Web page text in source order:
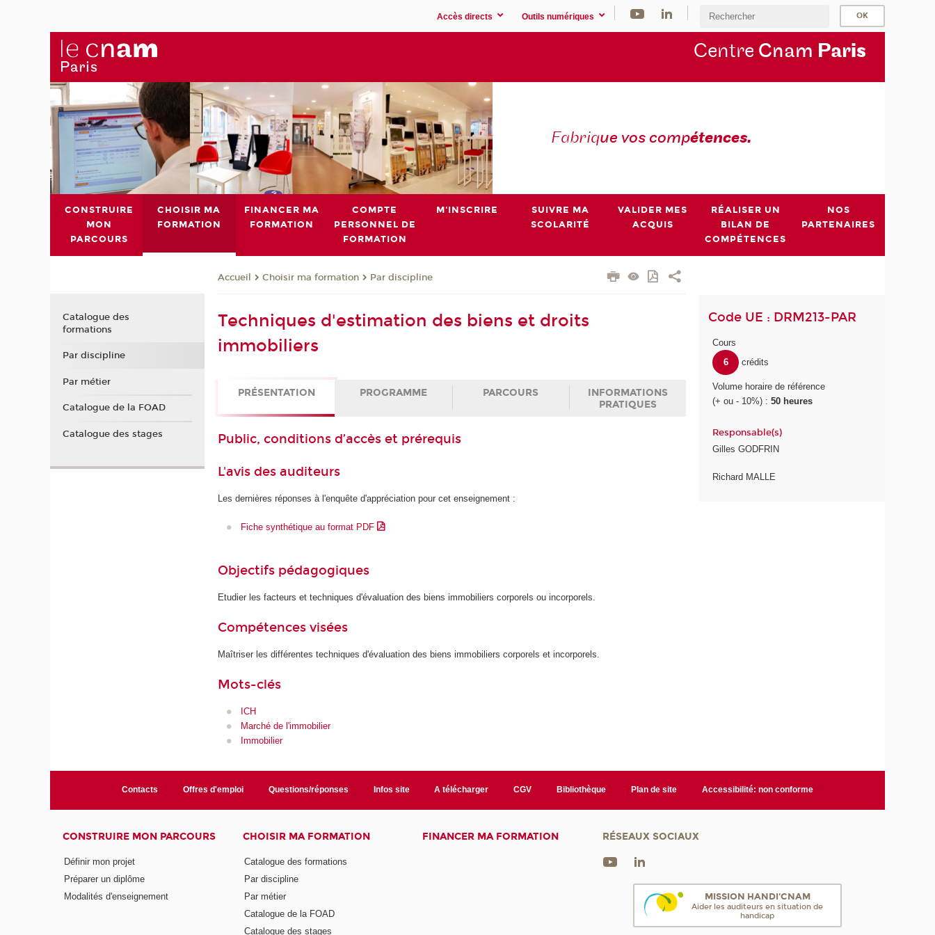
Accès directs Outils numériques
Centre Cnam Paris
Fabrique vos compétences.
CONSTRUIRE
MON
PARCOURS
CHOISIR MA
FORMATION
FINANCER MA
FORMATION
COMPTE
PERSONNEL DE
FORMATION
M'INSCRIRE
SUIVRE MA
SCOLARITÉ
VALIDER MES
ACQUIS
RÉALISER UN
BILAN DE
COMPÉTENCES
NOS
PARTENAIRES
Accueil Choisir ma formation Par discipline
Techniques d'estimation des biens et droits
immobiliers
PRÉSENTATION PROGRAMME PARCOURS
INFORMATIONS
PRATIQUES
Public, conditions d’accès et prérequis
L'avis des auditeurs
Les dernières réponses à l'enquête d'appréciation pour cet enseignement :
Fiche synthétique au format PDF
Objectifs pédagogiques
Etudier les facteurs et techniques d'évaluation des biens immobiliers corporels ou incorporels.
Compétences visées
Maîtriser les différentes techniques d'évaluation des biens immobiliers corporels et incorporels.
Mots-clés
ICH
Marché de l'immobilier
Immobilier
Code UE : DRM213-PAR
Cours
6
crédits
Volume horaire de référence
(+ ou - 10%) :50 heures
Responsable(s)
Gilles GODFRIN
Richard MALLE
Catalogue des
formations
Par discipline
Par métier
Catalogue de la FOAD
Catalogue des stages
Contacts Offres d'emploi Questions/réponses Infos site A télécharger CGV Bibliothèque Plan de site Accessibilité: non conforme
CONSTRUIRE MON PARCOURS
Définir mon projet
Préparer un diplôme
Modalités d'enseignement
CHOISIR MA FORMATION
Catalogue des formations
Par discipline
Par métier
Catalogue de la FOAD
Catalogue des stages
FINANCER MA FORMATION RÉSEAUX SOCIAUX
MISSION HANDI'CNAM
Aider les auditeurs en situation de
handicap